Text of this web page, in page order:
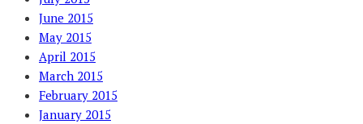
June 2015
May 2015
April 2015
March 2015
February 2015
January 2015